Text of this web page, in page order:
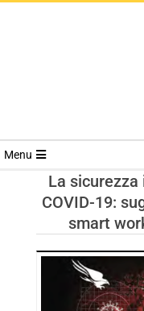
Menu
La
COVID-19:
smart